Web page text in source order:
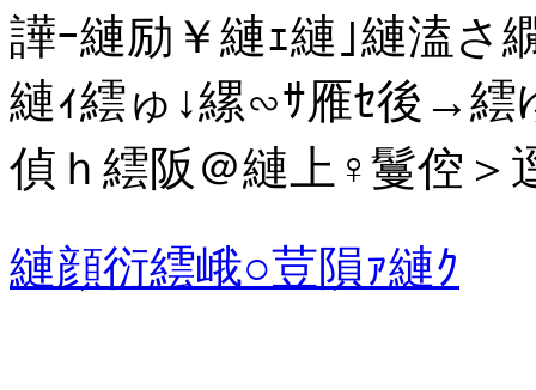
譁ｰ縺励￥縺ｪ縺｣縺溘さ
縺ｨ繧ゅ↓縲∽ｻ雁ｾ後→繧
偵ｈ繧阪＠縺上♀鬘倥＞
縺顔衍繧峨○荳隕ｧ縺ｸ